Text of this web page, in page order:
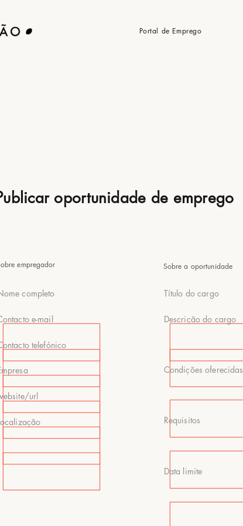
Portal de Emprego
oportunidade de emprego
empregador
completo
e-mail
telefónico
url
Sobre a oportunidade
Título do cargo
Descrição do cargo
Condições oferecidas
Requisitos
Data limite